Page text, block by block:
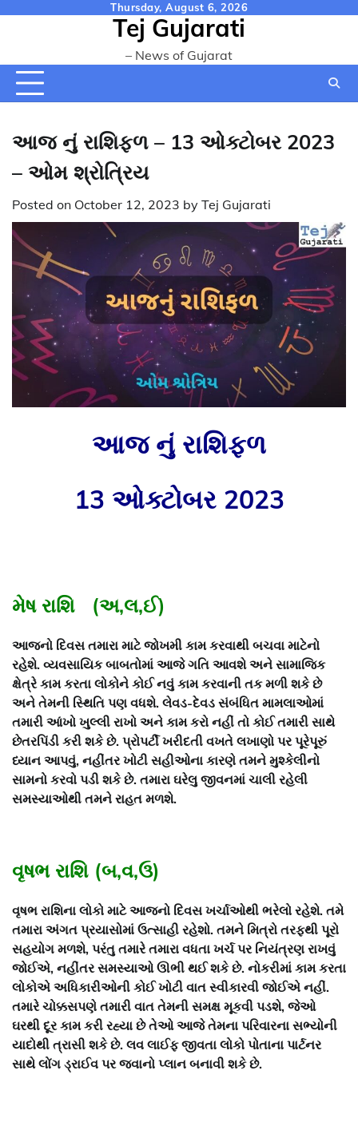
Thursday, August 6, 2026
Tej Gujarati
– News of Gujarat
આજ નું રાશિફળ – 13 ઓક્ટોબર 2023
– ઓમ શ્રોત્રિય
Posted on October 12, 2023 by Tej Gujarati
આજ નું રાશિફળ
13 ઓક્ટોબર 2023
મેષ રાશિ (અ,લ,ઈ)
આજનો દિવસ તમારા માટે જોખમી કામ કરવાથી બચવા માટેનો
રહેશે. વ્યવસાયિક બાબતોમાં આજે ગતિ આવશે અને સામાજિક
ક્ષેત્રે કામ કરતા લોકોને કોઈ નવું કામ કરવાની તક મળી શકે છે
અને તેમની સ્થિતિ પણ વધશે. લેવડ-દેવડ સંબંધિત મામલાઓમાં
તમારી આંખો ખુલ્લી રાખો અને કામ કરો નહીં તો કોઈ તમારી સાથે
છેતરપિંડી કરી શકે છે. પ્રોપર્ટી ખરીદતી વખતે લખાણો પર પૂરેપૂરું
ધ્યાન આપવું, નહીંતર ખોટી સહીઓના કારણે તમને મુશ્કેલીનો
સામનો કરવો પડી શકે છે. તમારા ઘરેલુ જીવનમાં ચાલી રહેલી
સમસ્યાઓથી તમને રાહત મળશે.
વૃષભ રાશિ (બ,વ,ઉ)
વૃષભ રાશિના લોકો માટે આજનો દિવસ ખર્ચાઓથી ભરેલો રહેશે. તમે
તમારા અંગત પ્રયાસોમાં ઉત્સાહી રહેશો. તમને મિત્રો તરફથી પૂરો
સહયોગ મળશે, પરંતુ તમારે તમારા વધતા ખર્ચ પર નિયંત્રણ રાખવું
જોઈએ, નહીંતર સમસ્યાઓ ઊભી થઈ શકે છે. નોકરીમાં કામ કરતા
લોકોએ અધિકારીઓની કોઈ ખોટી વાત સ્વીકારવી જોઈએ નહીં.
તમારે ચોક્કસપણે તમારી વાત તેમની સમક્ષ મૂકવી પડશે, જેઓ
ઘરથી દૂર કામ કરી રહ્યા છે તેઓ આજે તેમના પરિવારના સભ્યોની
યાદોથી ત્રાસી શકે છે. લવ લાઈફ જીવતા લોકો પોતાના પાર્ટનર
સાથે લોંગ ડ્રાઈવ પર જવાનો પ્લાન બનાવી શકે છે.